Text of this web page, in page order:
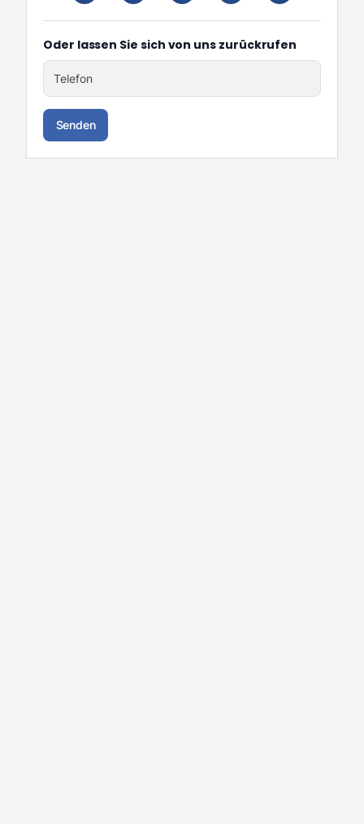
Oder lassen Sie sich von uns zurückrufen
Telefon
Senden